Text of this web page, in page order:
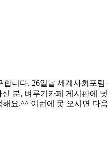
니다. 26일날 세계사회포럼
분, 벼루기카페 게시판에
해요.^^ 이번에 못 오시면 다